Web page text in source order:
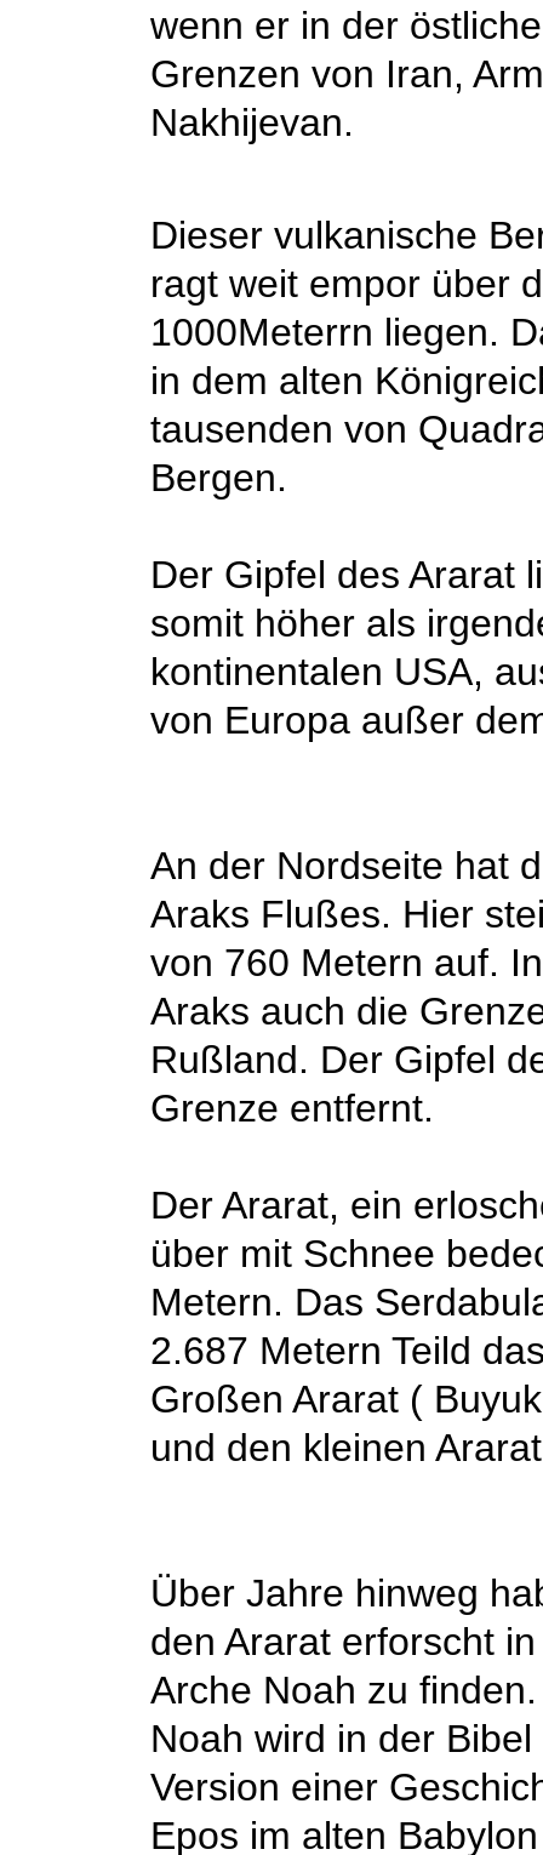
wenn er in der
Grenzen von Iran,
Nakhijevan.
Dieser vulkanische
ragt weit empor über
1000Meterrn liegen.
in dem alten
tausenden von
Bergen.
Der Gipfel des Ararat
somit höher als
kontinentalen USA,
von Europa außer
An der Nordseite hat
Araks Flußes. Hier
von 760 Metern auf.
Araks auch die
Rußland. Der Gipfel
Grenze entfernt.
Der Ararat, ein
über mit Schnee
Metern. Das
2.687 Metern Teild
Großen Ararat (
und den kleinen
Über Jahre hinweg
den Ararat erforscht
Arche Noah zu
Noah wird in der
Version einer
Epos im alten